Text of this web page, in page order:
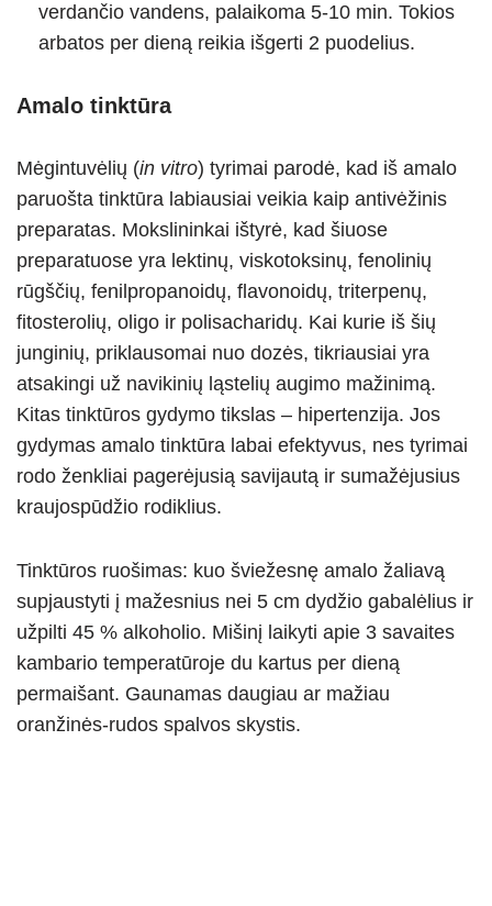
verdančio vandens, palaikoma 5-10 min. Tokios
arbatos per dieną reikia išgerti 2 puodelius.
Amalo tinktūra
Mėgintuvėlių (in vitro) tyrimai parodė, kad iš amalo
paruošta tinktūra labiausiai veikia kaip antivėžinis
preparatas. Mokslininkai ištyrė, kad šiuose
preparatuose yra lektinų, viskotoksinų, fenolinių
rūgščių, fenilpropanoidų, flavonoidų, triterpenų,
fitosterolių, oligo ir polisacharidų. Kai kurie iš šių
junginių, priklausomai nuo dozės, tikriausiai yra
atsakingi už navikinių ląstelių augimo mažinimą.
Kitas tinktūros gydymo tikslas – hipertenzija. Jos
gydymas amalo tinktūra labai efektyvus, nes tyrimai
rodo ženkliai pagerėjusią savijautą ir sumažėjusius
kraujospūdžio rodiklius.
Tinktūros ruošimas: kuo šviežesnę amalo žaliavą
supjaustyti į mažesnius nei 5 cm dydžio gabalėlius ir
užpilti 45 % alkoholio. Mišinį laikyti apie 3 savaites
kambario temperatūroje du kartus per dieną
permaišant. Gaunamas daugiau ar mažiau
oranžinės-rudos spalvos skystis.